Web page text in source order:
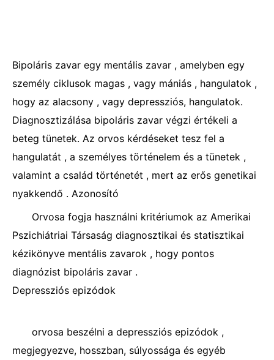
Bipoláris zavar egy mentális zavar , amelyben egy
személy ciklusok magas , vagy mániás , hangulatok ,
hogy az alacsony , vagy depressziós, hangulatok.
Diagnosztizálása bipoláris zavar végzi értékeli a
beteg tünetek. Az orvos kérdéseket tesz fel a
hangulatát , a személyes történelem és a tünetek ,
valamint a család történetét , mert az erős genetikai
nyakkendő . Azonosító
Orvosa fogja használni kritériumok az Amerikai
Pszichiátriai Társaság diagnosztikai és statisztikai
kézikönyve mentális zavarok , hogy pontos
diagnózist bipoláris zavar .
Depressziós epizódok
orvosa beszélni a depressziós epizódok ,
megjegyezve, hosszban, súlyossága és egyéb